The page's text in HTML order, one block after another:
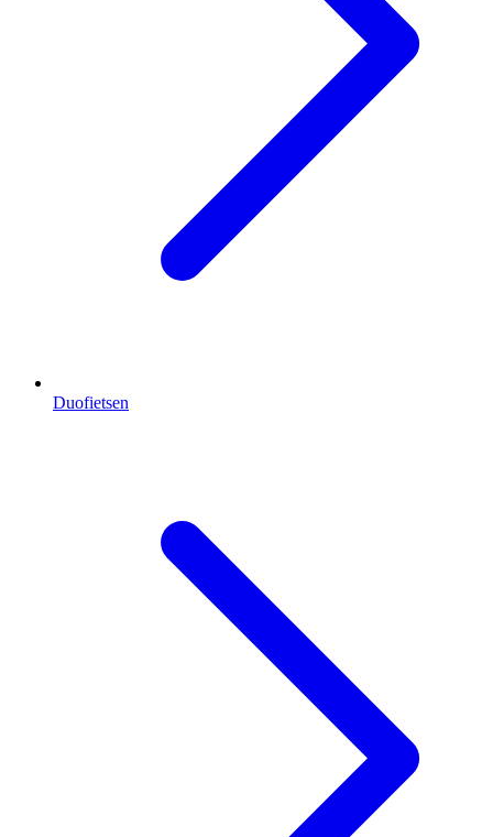
Duofietsen